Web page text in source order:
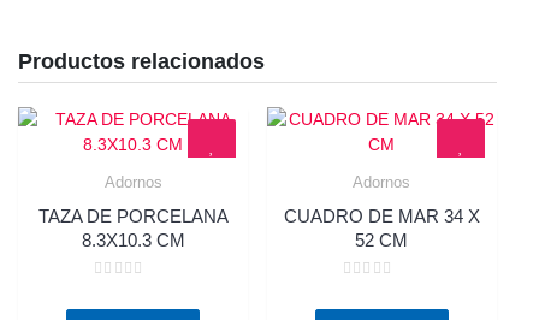
Productos relacionados
Adornos
TAZA DE PORCELANA
8.3X10.3 CM
Adornos
CUADRO DE MAR 34 X
52 CM